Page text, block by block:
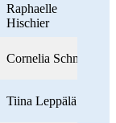
Raphaelle
Hischier
Cornelia Schmidt
Tiina Leppälä